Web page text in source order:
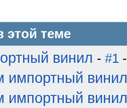
теме
винил - #1
импортный винил
импортный винил